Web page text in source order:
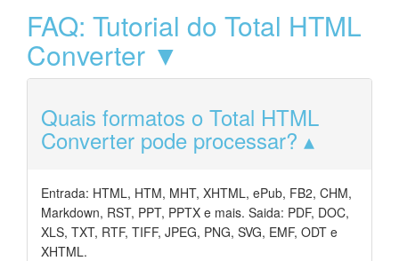
FAQ: Tutorial do Total HTML
Converter ▼
Quais formatos o Total HTML
Converter pode processar?
Entrada: HTML, HTM, MHT, XHTML, ePub, FB2, CHM,
Markdown, RST, PPT, PPTX e mais. Saida: PDF, DOC,
XLS, TXT, RTF, TIFF, JPEG, PNG, SVG, EMF, ODT e
XHTML.